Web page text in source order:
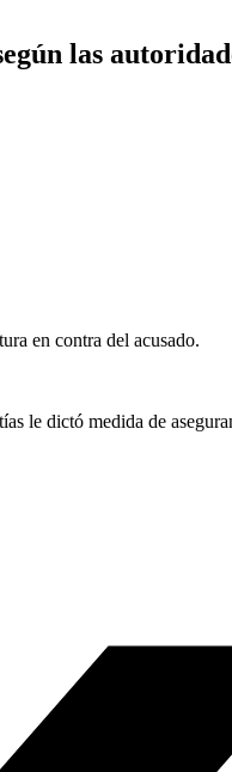
las
en contra del acusado.
le dictó medida de